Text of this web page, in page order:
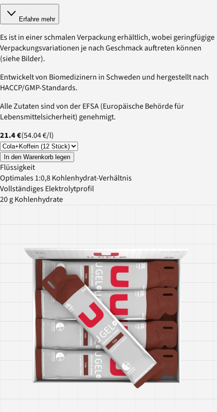
Erfahre mehr
Es ist in einer schmalen Verpackung erhältlich, wobei geringfügige
Verpackungsvariationen je nach Geschmack auftreten können
(siehe Bilder).
Entwickelt von Biomedizinern in Schweden und hergestellt nach
HACCP/GMP-Standards.
Alle Zutaten sind von der EFSA (Europäische Behörde für
Lebensmittelsicherheit) genehmigt.
21.4 €(54.04 €/l)
In den Warenkorb legen
Flüssigkeit
Optimales 1:0,8 Kohlenhydrat-Verhältnis
Vollständiges Elektrolytprofil
20 g Kohlenhydrate